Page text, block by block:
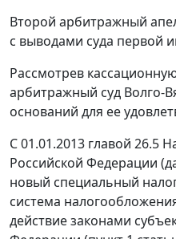
Второй арбитражный
с выводами суда первой
Рассмотрев
арбитражный суд Волго-
оснований для ее
С 01.01.2013 главой 26.5
Российской Федерации
новый специальный
система
действие законами